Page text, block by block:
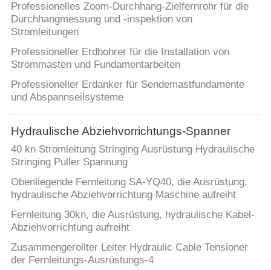
Professionelles Zoom-Durchhang-Zielfernrohr für die
Durchhangmessung und -inspektion von
Stromleitungen
Professioneller Erdbohrer für die Installation von
Strommasten und Fundamentarbeiten
Professioneller Erdanker für Sendemastfundamente
und Abspannseilsysteme
Hydraulische Abziehvorrichtungs-Spanner
40 kn Stromleitung Stringing Ausrüstung Hydraulische
Stringing Puller Spannung
Obenliegende Fernleitung SA-YQ40, die Ausrüstung,
hydraulische Abziehvorrichtung Maschine aufreiht
Fernleitung 30kn, die Ausrüstung, hydraulische Kabel-
Abziehvorrichtung aufreiht
Zusammengerollter Leiter Hydraulic Cable Tensioner
der Fernleitungs-Ausrüstungs-4